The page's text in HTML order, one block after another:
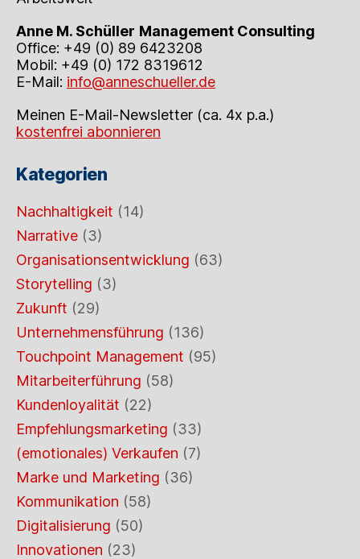
Anne M. Schüller Management Consulting
Office: +49 (0) 89 6423208
Mobil: +49 (0) 172 8319612
E-Mail: info@anneschueller.de
Meinen E-Mail-Newsletter (ca. 4x p.a.)
kostenfrei abonnieren
Kategorien
Nachhaltigkeit (14)
Narrative (3)
Organisationsentwicklung (63)
Storytelling (3)
Zukunft (29)
Unternehmensführung (136)
Touchpoint Management (95)
Mitarbeiterführung (58)
Kundenloyalität (22)
Empfehlungsmarketing (33)
(emotionales) Verkaufen (7)
Marke und Marketing (36)
Kommunikation (58)
Digitalisierung (50)
Innovationen (23)